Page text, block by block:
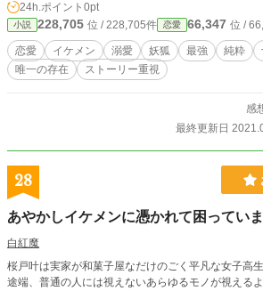
女の軌跡。 何もかもが違う世界でも良い… 私は… 「決め
た！！」 それすら少女は何も知らないのも変わらない。 少女
が思った事、願った事も一つだけ
だっただけ… 愛だけで全てを覆す。 二人の物語は永遠でもあ
った。 長い歴史にも後世へと語り
24h.ポイント 0pt
小説 228,705 位 / 228,705件 恋愛 66,347 位 /
恋愛 イケメン 溺愛 妖狐 最強 純粋
唯一の存在
ストーリー重視
感
最終更新日
28
あやかしイケメンに憑かれて困ってい
白紅魔
桜戸叶は実家が和菓子屋なだけのごく平凡な女子高
途端、普通の人には視えないあらゆるモノが視える